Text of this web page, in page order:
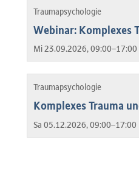
Traumapsychologie
Webinar: Komplexes
Mi 23.09.2026,
Traumapsychologie
Komplexes Trauma
Sa 05.12.2026,